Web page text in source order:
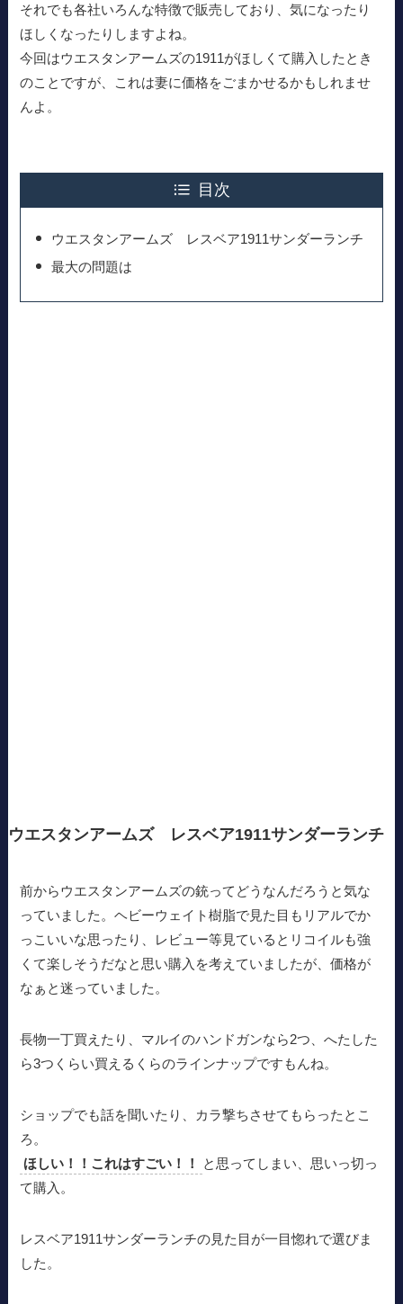
それでも各社いろんな特徴で販売しており、気になったり
ほしくなったりしますよね。
今回はウエスタンアームズの1911がほしくて購入したとき
のことですが、これは妻に価格をごまかせるかもしれませ
んよ。
目次
ウエスタンアームズ レスベア1911サンダーランチ
最大の問題は
ウエスタンアームズ レスベア1911サンダーランチ
前からウエスタンアームズの銃ってどうなんだろうと気な
っていました。ヘビーウェイト樹脂で見た目もリアルでか
っこいいな思ったり、レビュー等見ているとリコイルも強
くて楽しそうだなと思い購入を考えていましたが、価格が
なぁと迷っていました。
長物一丁買えたり、マルイのハンドガンなら2つ、へたした
ら3つくらい買えるくらのラインナップですもんね。
ショップでも話を聞いたり、カラ撃ちさせてもらったとこ
ろ。
ほしい！！これはすごい！！
と思ってしまい、思いっ切っ
て購入。
レスベア1911サンダーランチの見た目が一目惚れで選びま
した。